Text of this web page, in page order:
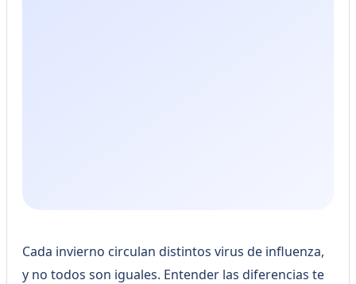
Cada invierno circulan distintos virus de influenza,
y no todos son iguales. Entender las diferencias te